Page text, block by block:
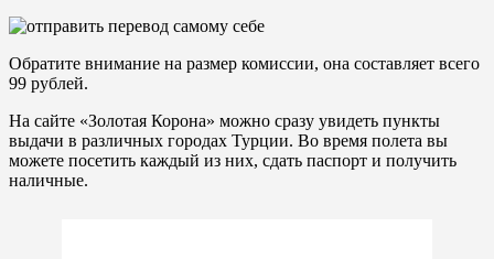
Обратите внимание на размер комиссии, она составляет всего
99 рублей.
На сайте «Золотая Корона» можно сразу увидеть пункты
выдачи в различных городах Турции. Во время полета вы
можете посетить каждый из них, сдать паспорт и получить
наличные.